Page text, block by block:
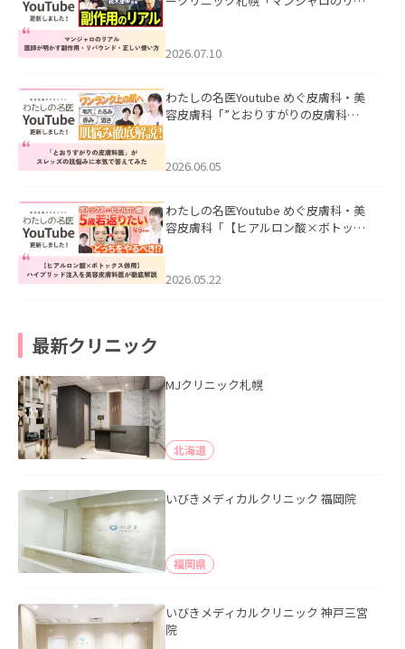
た。
2026.07.10
わたしの名医Youtube めぐ皮膚科・美
容皮膚科「”とおりすがりの皮膚科
2026.06.05
わたしの名医Youtube めぐ皮膚科・美
容皮膚科「【ヒアルロン酸×ボトック
た。
2026.05.22
最新クリニック
MJクリニック札幌
北海道
いびきメディカルクリニック 福岡院
福岡県
いびきメディカルクリニック 神戸三宮
院